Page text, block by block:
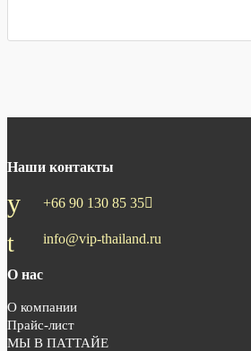
Наши контакты
+66 90 130 85 35
info@vip-thailand.ru
О нас
О компании
Прайс-лист
МЫ В ПАТТАЙЕ